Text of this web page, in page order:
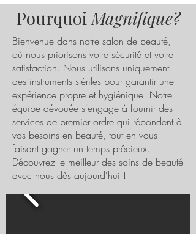
Pourquoi Magnifique?
Bienvenue dans notre salon de beauté,
où nous priorisons votre sécurité et votre
satisfaction. Nous utilisons uniquement
des instruments stériles pour garantir une
expérience propre et hygiénique. Notre
équipe dévouée s'engage à fournir des
services de premier ordre qui répondent à
vos besoins en beauté, tout en vous
faisant gagner un temps précieux.
Découvrez le meilleur des soins de beauté
avec nous dès aujourd'hui !